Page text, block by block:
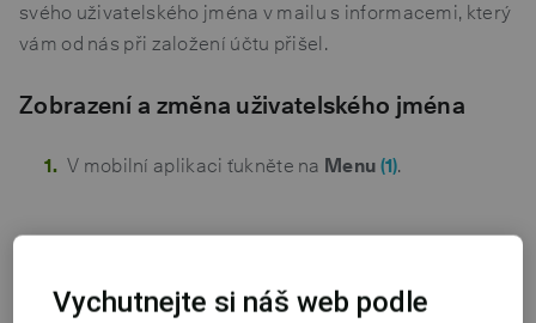
svého uživatelského jména v mailu s informacemi, který
vám od nás při založení účtu přišel.
Zobrazení a změna uživatelského jména
V mobilní aplikaci ťukněte na Menu (1).
Vychutnejte si náš web podle